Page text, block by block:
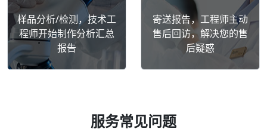
样品分析/检测，技术工
程师开始制作分析汇总
报告
寄送报告，工程师主动
售后回访，解决您的售
后疑惑
服务常见问题